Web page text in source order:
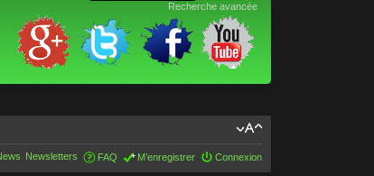
Recherche avancée
Newsletters FAQ M’enregistrer Connexion